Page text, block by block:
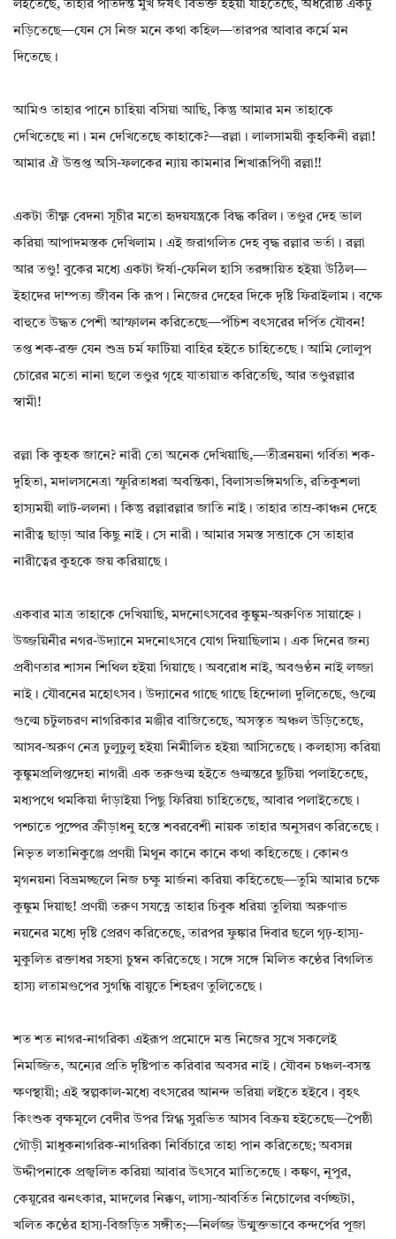
লইতেছে, তাহার পীতদন্ত মুখ ঈষৎ বিভক্ত হইয়া যাইতেছে, অধরোষ্ঠ একটু
নড়িতেছে—যেন সে নিজ মনে কথা কহিল—তারপর আবার কর্মে মন
দিতেছে।
আমিও তাহার পানে চাহিয়া বসিয়া আছি, কিন্তু আমার মন তাহাকে
দেখিতেছে না। মন দেখিতেছে কাহাকে?—রল্লা। লালসাময়ী কুহকিনী রল্লা!
আমার ঐ উত্তপ্ত অসি-ফলকের ন্যায় কামনার শিখারূপিণী রল্লা!!
একটা তীক্ষ্ণ বেদনা সূচীর মতো হৃদয়যন্ত্রকে বিদ্ধ করিল। তণ্ডুর দেহ ভাল
করিয়া আপাদমস্তক দেখিলাম। এই জরাগলিত দেহ বৃদ্ধ রল্লার ভর্তা। রল্লা
আর তণ্ডু! বুকের মধ্যে একটা ঈর্ষা-ফেনিল হাসি তরঙ্গায়িত হইয়া উঠিল—
ইহাদের দাম্পত্য জীবন কি রূপ। নিজের দেহের দিকে দৃষ্টি ফিরাইলাম। বক্ষে
বাহুতে উদ্ধত পেশী আস্ফালন করিতেছে—পঁচিশ বৎসরের দর্পিত যৌবন!
তপ্ত শক-রক্ত যেন শুভ্র চর্ম ফাটিয়া বাহির হইতে চাহিতেছে। আমি লোলুপ
চোরের মতো নানা ছলে তণ্ডুর গৃহে যাতায়াত করিতেছি, আর তণ্ডুরল্লার
স্বামী!
রল্লা কি কুহক জানে? নারী তো অনেক দেখিয়াছি,—তীব্রনয়না গর্বিতা শক-
দুহিতা, মদালসনেত্রা স্ফুরিতাধরা অবন্তিকা, বিলাসভঙ্গিমগতি, রতিকুশলা
হাস্যময়ী লাট-ললনা। কিন্তু রল্লারল্লার জাতি নাই। তাহার তাম্র-কাঞ্চন দেহে
নারীত্ব ছাড়া আর কিছু নাই। সে নারী। আমার সমস্ত সত্তাকে সে তাহার
নারীত্বের কুহকে জয় করিয়াছে।
একবার মাত্র তাহাকে দেখিয়াছি, মদনোৎসবের কুঙ্কুম-অরুণিত সায়াহ্নে।
উজ্জয়িনীর নগর-উদ্যানে মদনোৎসবে যোগ দিয়াছিলাম। এক দিনের জন্য
প্রবীণতার শাসন শিথিল হইয়া গিয়াছে। অবরোধ নাই, অবগুণ্ঠন নাই লজ্জা
নাই। যৌবনের মহোৎসব। উদ্যানের গাছে গাছে হিন্দোলা দুলিতেছে, গুল্মে
গুল্মে চটুলচরণ নাগরিকার মঞ্জীর বাজিতেছে, অসস্তৃত অঞ্চল উড়িতেছে,
আসব-অরুণ নেত্র ঢুলুঢুলু হইয়া নিমীলিত হইয়া আসিতেছে। কলহাস্য করিয়া
কুঙ্কুমপ্রলিপ্তদেহা নাগরী এক তরুগুল্ম হইতে গুল্মন্তরে ছুটিয়া পলাইতেছে,
মধ্যপথে থমকিয়া দাঁড়াইয়া পিছু ফিরিয়া চাহিতেছে, আবার পলাইতেছে।
পশ্চাতে পুষ্পের ক্রীড়াধনু হস্তে শবরবেশী নায়ক তাহার অনুসরণ করিতেছে।
নিভৃত লতানিকুঞ্জে প্রণয়ী মিথুন কানে কানে কথা কহিতেছে। কোনও
মৃগনয়না বিভ্রমচ্ছলে নিজ চক্ষু মার্জনা করিয়া কহিতেছে—তুমি আমার চক্ষে
কুঙ্কুম দিয়াছ! প্রণয়ী তরুণ সযত্নে তাহার চিবুক ধরিয়া তুলিয়া অরুণাভ
নয়নের মধ্যে দৃষ্টি প্রেরণ করিতেছে, তারপর ফুঙ্কার দিবার ছলে গৃঢ়-হাস্য-
মুকুলিত রক্তাধর সহসা চুম্বন করিতেছে। সঙ্গে সঙ্গে মিলিত কণ্ঠের বিগলিত
হাস্য লতামণ্ডপের সুগন্ধি বায়ুতে শিহরণ তুলিতেছে।
শত শত নাগর-নাগরিকা এইরূপ প্রমোদে মত্ত নিজের সুখে সকলেই
নিমজ্জিত, অন্যের প্রতি দৃষ্টিপাত করিবার অবসর নাই। যৌবন চঞ্চল-বসন্ত
ক্ষণস্থায়ী; এই স্বল্পকাল-মধ্যে বৎসরের আনন্দ ভরিয়া লইতে হইবে। বৃহৎ
কিংশুক বৃক্ষমূলে বেদীর উপর স্নিগ্ধ সুরভিত আসব বিক্রয় হইতেছে—পৈষ্ঠী
গৌড়ী মাধুকনাগরিক-নাগরিকা নির্বিচারে তাহা পান করিতেছে; অবসন্ন
উদ্দীপনাকে প্রজ্বলিত করিয়া আবার উৎসবে মাতিতেছে। কঙ্কণ, নূপুর,
কেয়ূরের ঝনৎকার, মাদলের নিক্কণ, লাস্য-আবর্তিত নিচোলের বর্ণচ্ছটা,
খলিত কণ্ঠের হাস্য-বিজড়িত সঙ্গীত;—নির্লজ্জ উন্মুক্তভাবে কন্দর্পের পূজা